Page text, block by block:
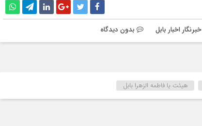
خبرنگار اخبار بابل بدون دیدگاه
هیئت یا فاطمه الزهرا بابل